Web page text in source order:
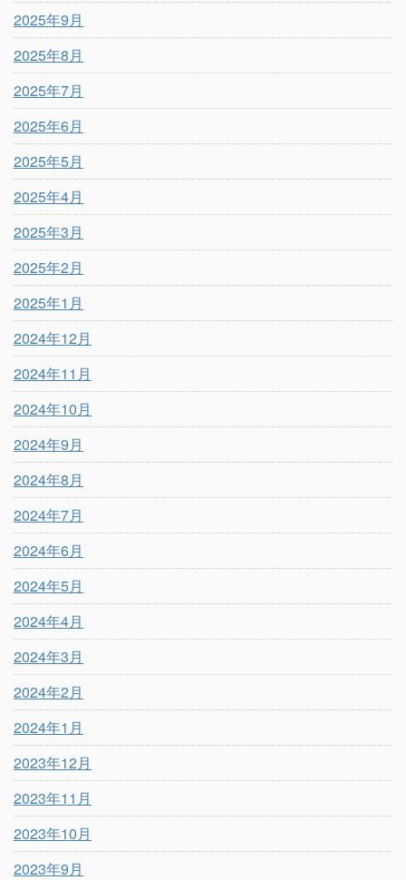
2025年9月
2025年8月
2025年7月
2025年6月
2025年5月
2025年4月
2025年3月
2025年2月
2025年1月
2024年12月
2024年11月
2024年10月
2024年9月
2024年8月
2024年7月
2024年6月
2024年5月
2024年4月
2024年3月
2024年2月
2024年1月
2023年12月
2023年11月
2023年10月
2023年9月